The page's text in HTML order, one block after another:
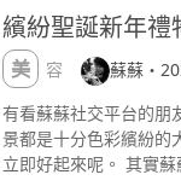
消食作用。粗大的根部
孩子把娘圍在中間，所
粉 斑片十分嫩滑，酸菜
松露脆米燒鵝飯 來到
噴噴的松露，用荔枝木
的脆米和炒飯，有誰可
金橘雪糕 清甜充滿橘
澳門吃到深井陳記的燒
很是想念。香噴噴的，
家得蔘雞湯 火山香辣炒
味，配白飯同吃，正
份量不少，肉質細膩多
用墨魚汁煮成的飯，口
了海鮮， 蝦仁蛋炒飯
創作的有
ldquo;REAL
的Pinocchio 皮諾丘，
謊時他的鼻子就會變長
細，真的很美。如果蘇
家。 在皮諾丘旁邊還
停車場十分方便駕駛人
呢。 其實一點都不麻煩
果從澳門JW萬豪酒店
方向上一層扶手電梯，
了，而且還是步行電梯
店工作人員就可以了。
經看見百老匯美食街了
繽紛聖誕新年禮
美容
蘇蘇・
有看蘇蘇社交平台的朋
景都是十分色彩繽紛的
立即好起來呢。 其實